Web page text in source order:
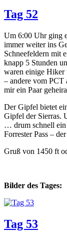
Tag 52
Um 6:00 Uhr ging
immer weiter ins
Schneefeldern mit
knapp 5 Stunden
waren einige Hiker
– andere vom PCT
mir ein Paar
Der Gipfel bietet
Gipfel der Sierras.
… drum schnell ein
Forrester Pass –
Gruß von 1450 ft
Bilder des Tages:
Tag 53